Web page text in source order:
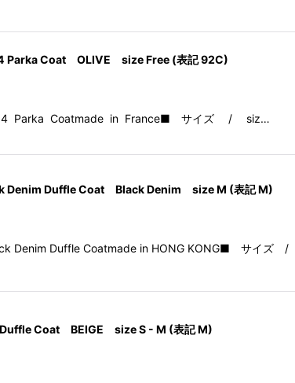
Parka Coat OLIVE size Free (表記 92C)
Parka Coatmade in France■ サイズ / siz…
Denim Duffle Coat Black Denim size M (表記 M)
Denim Duffle Coatmade in HONG KONG■ サイ
Coat BEIGE size S - M (表記 M)